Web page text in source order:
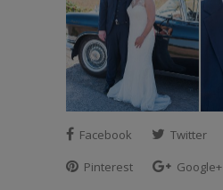
Facebook Twitter
Pinterest
Google+